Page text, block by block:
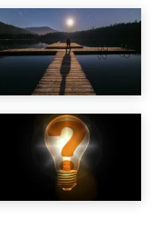
להשתמש
בדיקת חמץ?